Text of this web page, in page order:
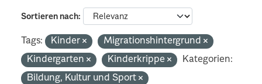
Sortieren nach
Tags: Kinder
Migrationshintergrund
Kindergarten
Kinderkrippe
Kategorien:
Bildung, Kultur und Sport